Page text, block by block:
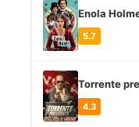
Enola
5.7
Torrente
4.3